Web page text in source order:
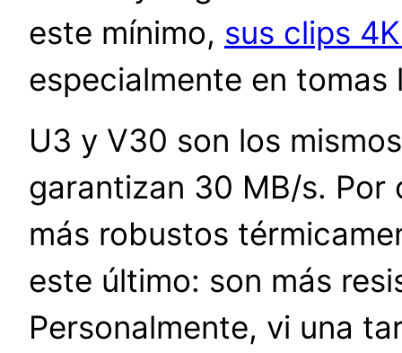
este mínimo, sus clips
especialmente en tomas
U3 y V30 son los
garantizan 30 MB/s. Por
más robustos
este último: son más
Personalmente, vi una